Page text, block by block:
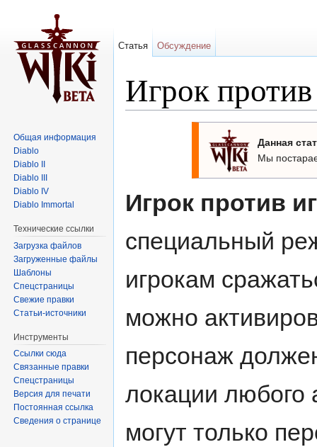
Игрок
Данная
Мы
Игрок против
специальный
игрокам
можно
персонаж
локации любого
могут только
Статья Обсуждение
Общая информация
Diablo
Diablo II
Diablo III
Diablo IV
Diablo Immortal
Технические ссылки
Загрузка файлов
Загруженные файлы
Шаблоны
Спецстраницы
Свежие правки
Статьи-источники
Инструменты
Ссылки сюда
Связанные правки
Спецстраницы
Версия для печати
Постоянная ссылка
Сведения о странице